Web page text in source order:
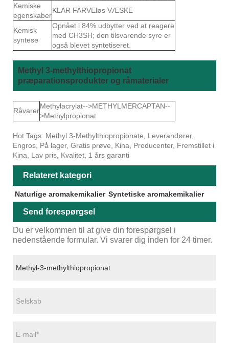
Kemiske
egenskaber
KLAR FARVEløs VÆSKE
Kemisk
syntese
Opnået i 84% udbytter ved at reagere
med CH3SH; den tilsvarende syre er
også blevet syntetiseret.
Methyl 3-methylthiopropionat
præparationsprodukter og råmaterialer
Råvarer
Methylacrylat-->METHYLMERCAPTAN--
>Methylpropionat
Hot Tags: Methyl 3-Methylthiopropionate, Leverandører,
Engros, På lager, Gratis prøve, Kina, Producenter, Fremstillet i
Kina, Lav pris, Kvalitet, 1 års garanti
Relateret kategori
Naturlige aromakemikalier Syntetiske aromakemikalier
Send forespørgsel
Du er velkommen til at give din forespørgsel i
nedenstående formular. Vi svarer dig inden for 24 timer.